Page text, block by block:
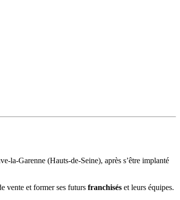
la-Garenne (Hauts-de-Seine), après s’être implanté
vente et former ses futurs franchisés et leurs équipes.